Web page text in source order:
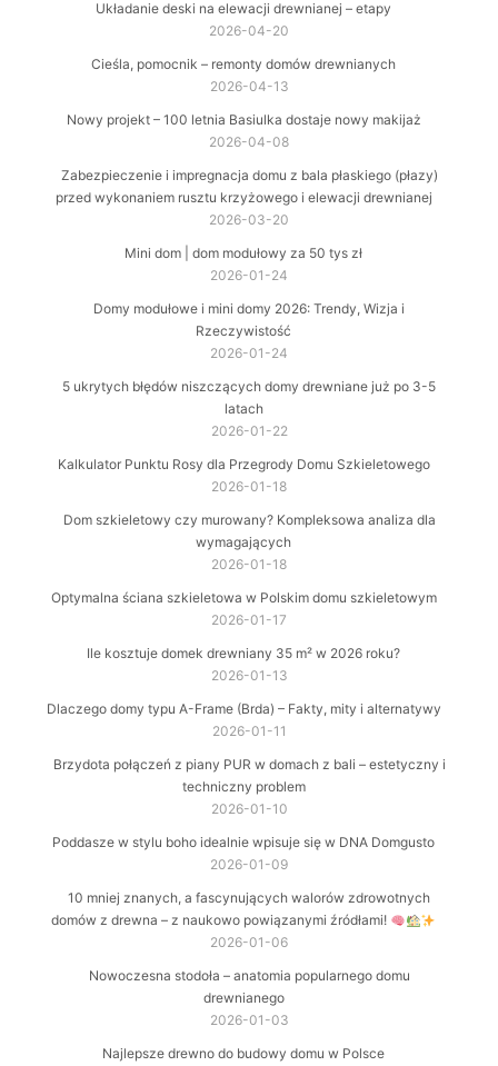
Układanie deski na elewacji drewnianej – etapy
2026-04-20
Cieśla, pomocnik – remonty domów drewnianych
2026-04-13
Nowy projekt – 100 letnia Basiulka dostaje nowy makijaż
2026-04-08
Zabezpieczenie i impregnacja domu z bala płaskiego (płazy)
przed wykonaniem rusztu krzyżowego i elewacji drewnianej
2026-03-20
Mini dom | dom modułowy za 50 tys zł
2026-01-24
Domy modułowe i mini domy 2026: Trendy, Wizja i
Rzeczywistość
2026-01-24
5 ukrytych błędów niszczących domy drewniane już po 3-5
latach
2026-01-22
Kalkulator Punktu Rosy dla Przegrody Domu Szkieletowego
2026-01-18
Dom szkieletowy czy murowany? Kompleksowa analiza dla
wymagających
2026-01-18
Optymalna ściana szkieletowa w Polskim domu szkieletowym
2026-01-17
Ile kosztuje domek drewniany 35 m² w 2026 roku?
2026-01-13
Dlaczego domy typu A-Frame (Brda) – Fakty, mity i alternatywy
2026-01-11
Brzydota połączeń z piany PUR w domach z bali – estetyczny i
techniczny problem
2026-01-10
Poddasze w stylu boho idealnie wpisuje się w DNA Domgusto
2026-01-09
10 mniej znanych, a fascynujących walorów zdrowotnych
domów z drewna – z naukowo powiązanymi źródłami!
2026-01-06
Nowoczesna stodoła – anatomia popularnego domu
drewnianego
2026-01-03
Najlepsze drewno do budowy domu w Polsce